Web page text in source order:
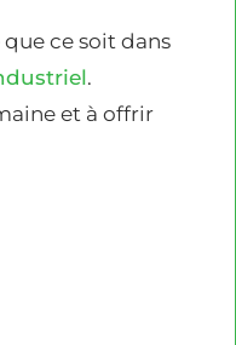
ce soit dans
.
et à offrir